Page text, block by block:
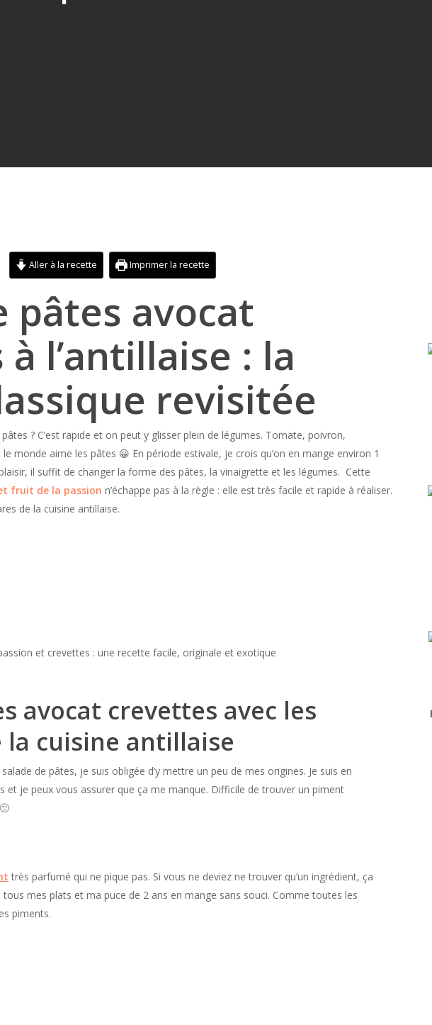
Aller à la recette Imprimer la recette
pâtes avocat
l’antillaise : la
revisitée
? C’est rapide et on peut y glisser plein de légumes. Tomate, poivron,
monde aime les pâtes 😀 En période estivale, je crois qu’on en mange environ 1
il suffit de changer la forme des pâtes, la vinaigrette et les légumes. Cette
fruit de la passion n’échappe pas à la règle : elle est très facile et rapide à réaliser.
de la cuisine antillaise.
avocat crevettes avec les
cuisine antillaise
de pâtes, je suis obligée d’y mettre un peu de mes origines. Je suis en
et je peux vous assurer que ça me manque. Difficile de trouver un piment
très parfumé qui ne pique pas. Si vous ne deviez ne trouver qu’un ingrédient, ça
tous mes plats et ma puce de 2 ans en mange sans souci. Comme toutes les
piments.